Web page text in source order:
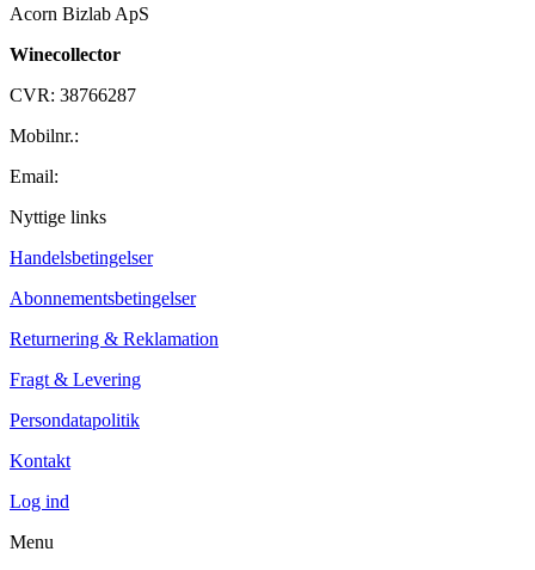
Acorn Bizlab ApS
Winecollector
CVR: 38766287
Mobilnr.:
Email:
Nyttige links
Handelsbetingelser
Abonnementsbetingelser
Returnering & Reklamation
Fragt & Levering
Persondatapolitik
Kontakt
Log ind
Menu